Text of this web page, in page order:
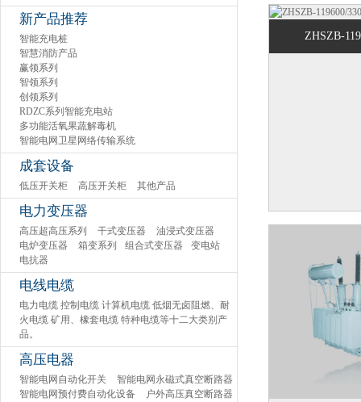
新产品推荐
智能充电桩
智慧消防产品
赢领系列
智领系列
创领系列
RDZC系列智能充电站
多功能活氧果蔬解毒机
智能电网卫星网络传输系统
成套设备
低压开关柜 高压开关柜 其他产品
电力变压器
高压超高压系列 干式变压器
油浸式变压器
电炉变压器
箱变系列 组合式变压器
变电站
电抗器
电线电缆
电力电缆 控制电缆 计算机电缆 低烟无卤阻燃、耐
火电缆 矿用、橡套电缆 特种电缆等十二大类别产
品。
高压电器
智能电网自动化开关
智能电网永磁式真空断路器
智能电网预付费自动化设备
户外高压真空断路器
ZHSZB-